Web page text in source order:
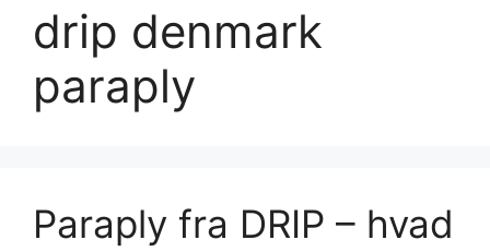
drip denmark
paraply
Paraply fra DRIP – hvad